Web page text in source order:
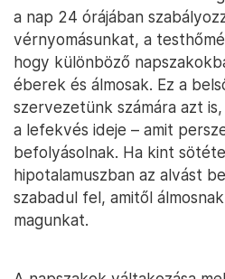
a nap 24 órájában
vérnyomásunkat, a
hogy különböző
éberek és álmosak. Ez a
szervezetünk számára azt
a lefekvés ideje – amit
befolyásolnak. Ha kint
hipotalamuszban az alvást
szabadul fel, amitől
magunkat.